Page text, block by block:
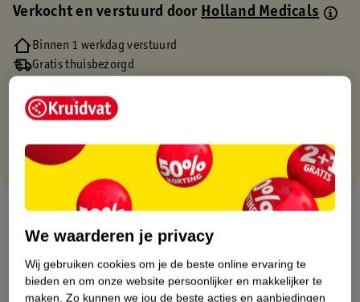
Verkocht en verstuurd doorHolland Medicals
Binnen 1 werkdag verstuurd
Gratis thuisbezorgd
Gratis punten met je Kruidvat kaart
Over dit product
Productinformatie
Etiketinformatie
We waarderen je privacy
Wij gebruiken cookies om je de beste online ervaring te
bieden en om onze website persoonlijker en makkelijker te
maken. Zo kunnen we jou de beste acties en aanbiedingen